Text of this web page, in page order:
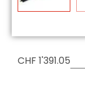
CHF 1'391.05